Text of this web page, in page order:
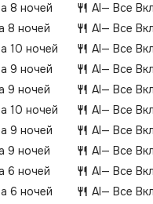
8 ночей
AI— Все
8 ночей
AI— Все
10 ночей
AI— Все
9 ночей
AI— Все
9 ночей
AI— Все
10 ночей
AI— Все
9 ночей
AI— Все
9 ночей
AI— Все
6 ночей
AI— Все
6 ночей
AI— Все